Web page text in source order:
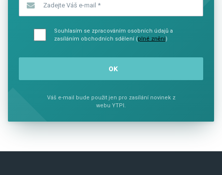
Souhlasím se zpracováním osobních údajů a
zasíláním obchodních sdělení (plné znění)
Váš e-mail bude použit jen pro zasílání novinek z
webu YTPI.